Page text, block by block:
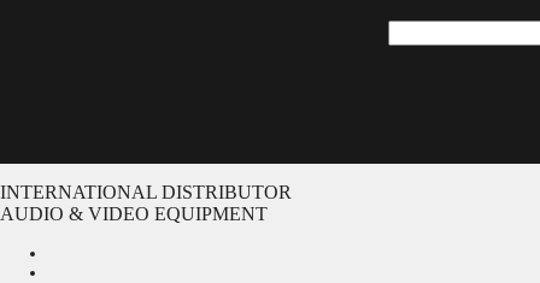
INTERNATIONAL DISTRIBUTOR
AUDIO & VIDEO EQUIPMENT